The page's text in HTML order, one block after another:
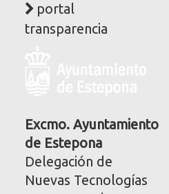
portal
transparencia
corporativa
Excmo. Ayuntamiento
de Estepona
Delegación de
Nuevas Tecnologías